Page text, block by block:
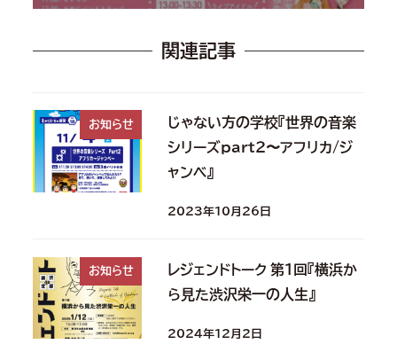
関連記事
お知らせ
じゃない方の学校『世界の音楽
シリーズpart２〜アフリカ/ジ
ャンベ』
2023年10月26日
お知らせ
レジェンドトーク 第１回『横浜か
ら見た渋沢栄一の人生』
2024年12月2日